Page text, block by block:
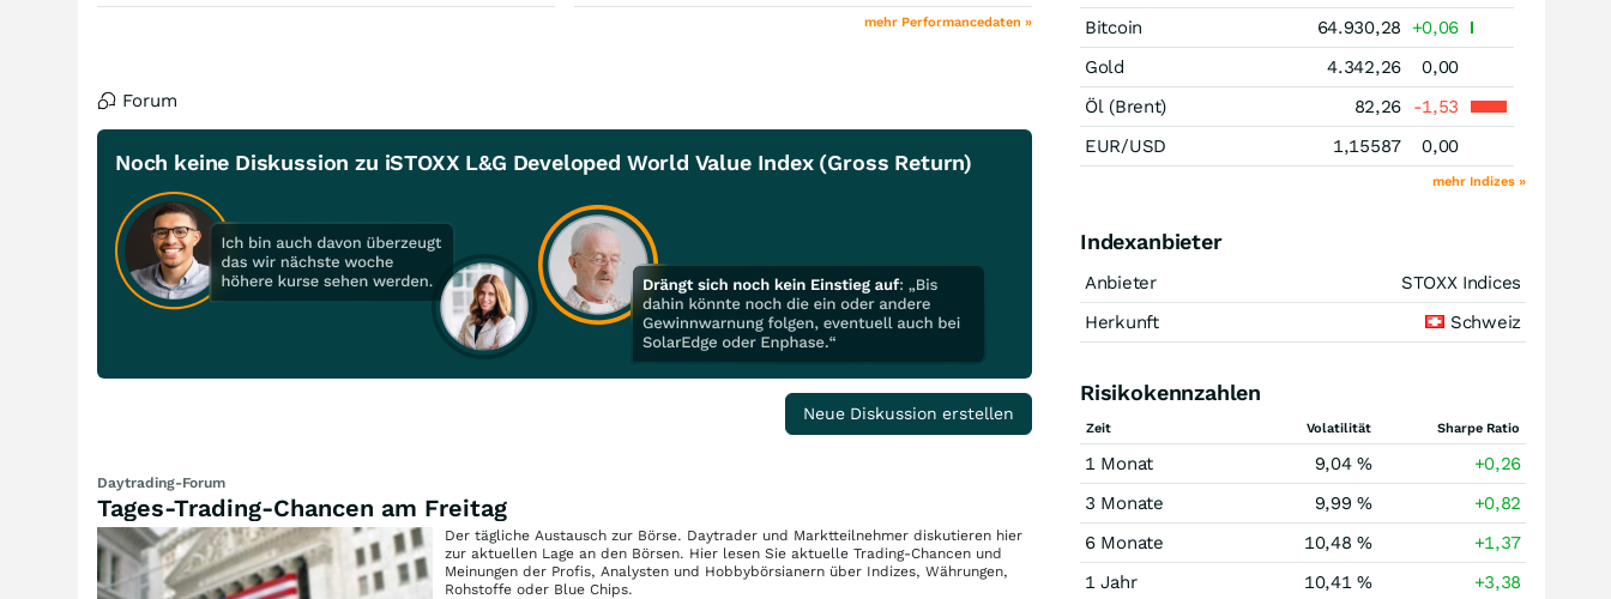
mehr Performancedaten »
Forum
Noch keine Diskussion zu iSTOXX L&G Developed World Value Index (Gross Return)
Neue Diskussion erstellen
Daytrading-Forum
Tages-Trading-Chancen am Freitag
Der tägliche Austausch zur Börse. Daytrader und Marktteilnehmer diskutieren hier
zur aktuellen Lage an den Börsen. Hier lesen Sie aktuelle Trading-Chancen und
Meinungen der Profis, Analysten und Hobbybörsianern über Indizes, Währungen,
Rohstoffe oder Blue Chips.
Bitcoin
64.930,28
+0,06
Gold
4.342,26
0,00
Öl (Brent)
82,26
-1,53
EUR/USD
1,15587 0,00
mehr Indizes »
Indexanbieter
Anbieter
STOXX Indices
Herkunft
Schweiz
Risikokennzahlen
Zeit Volatilität Sharpe Ratio
1 Monat 9,04 %
+0,26
3 Monate
9,99 %
+0,82
6 Monate
10,48 %
+1,37
1 Jahr
10,41 %
+3,38